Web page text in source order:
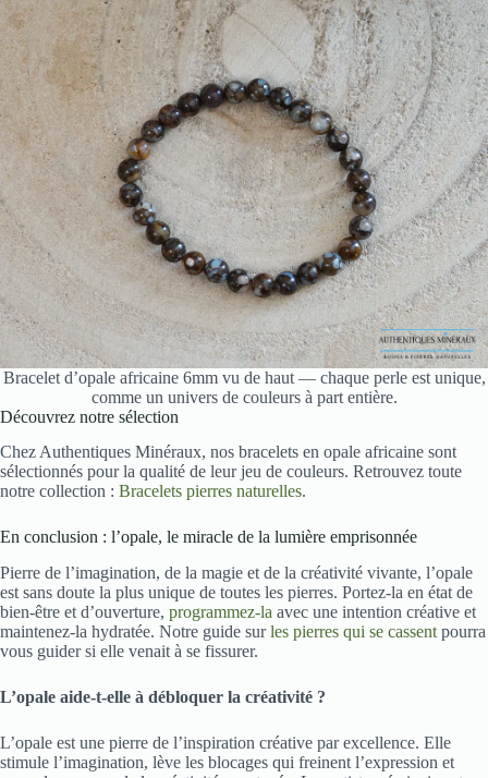
Bracelet d’opale africaine 6mm vu de haut — chaque perle est unique,
comme un univers de couleurs à part entière.
Découvrez notre sélection
Chez Authentiques Minéraux, nos bracelets en opale africaine sont
sélectionnés pour la qualité de leur jeu de couleurs. Retrouvez toute
notre collection : Bracelets pierres naturelles.
En conclusion : l’opale, le miracle de la lumière emprisonnée
Pierre de l’imagination, de la magie et de la créativité vivante, l’opale
est sans doute la plus unique de toutes les pierres. Portez-la en état de
bien-être et d’ouverture, programmez-la avec une intention créative et
maintenez-la hydratée. Notre guide surles pierres qui se cassent pourra
vous guider si elle venait à se fissurer.
L’opale aide-t-elle à débloquer la créativité ?
L’opale est une pierre de l’inspiration créative par excellence. Elle
stimule l’imagination, lève les blocages qui freinent l’expression et